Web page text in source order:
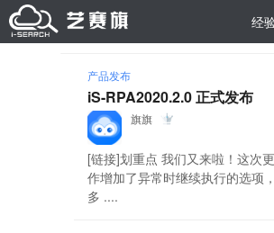
经
产品发布
iS-RPA2020.2.0 正式发布
旗旗
[链接]划重点 我们又来啦！这次
作增加了异常时继续执行的选项
多 ....